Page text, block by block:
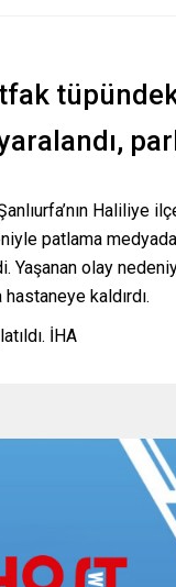
Haliliye
patlama
Yaşanan olay
kaldırdı.
İHA